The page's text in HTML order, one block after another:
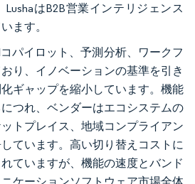
LushaはB2B営業インテリジェンス
ます。
パイロット、予測分析、ワークフ
り、イノベーションの基準を引き
ギャップを縮小しています。機能
つれ、ベンダーはエコシステムの
トプレイス、地域コンプライアン
ています。高い切り替えコストに
ていますが、機能の速度とバンド